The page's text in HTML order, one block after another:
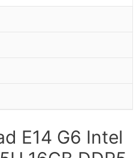
E14 G6 Intel